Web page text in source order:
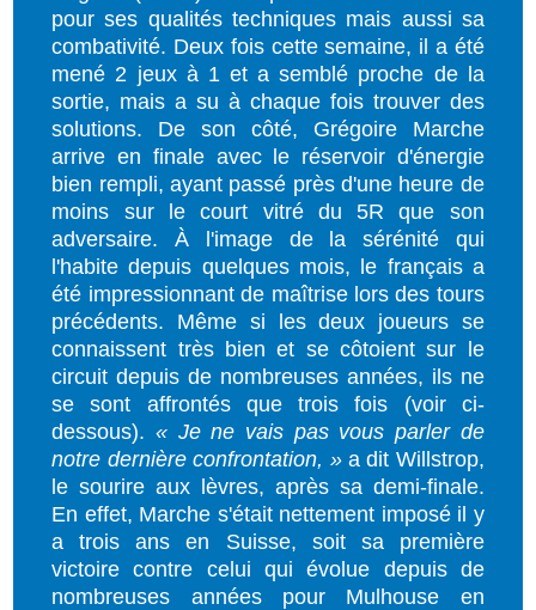
pour ses qualités techniques mais aussi sa
combativité. Deux fois cette semaine, il a été
mené 2 jeux à 1 et a semblé proche de la
sortie, mais a su à chaque fois trouver des
solutions. De son côté, Grégoire Marche
arrive en finale avec le réservoir d'énergie
bien rempli, ayant passé près d'une heure de
moins sur le court vitré du 5R que son
adversaire. À l'image de la sérénité qui
l'habite depuis quelques mois, le français a
été impressionnant de maîtrise lors des tours
précédents. Même si les deux joueurs se
connaissent très bien et se côtoient sur le
circuit depuis de nombreuses années, ils ne
se sont affrontés que trois fois (voir ci-
dessous). « Je ne vais pas vous parler de
notre dernière confrontation, » a dit Willstrop,
le sourire aux lèvres, après sa demi-finale.
En effet, Marche s'était nettement imposé il y
a trois ans en Suisse, soit sa première
victoire contre celui qui évolue depuis de
nombreuses années pour Mulhouse en